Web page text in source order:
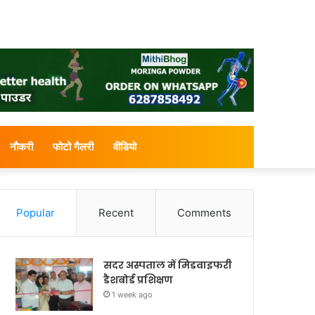
नौकरी फोटो गैलरी वीडियो
Popular Recent Comments
सदर अस्पताल में मिडवाइफरी
डैशबोर्ड प्रशिक्षण
1 week ago